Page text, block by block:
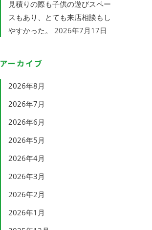
見積りの際も子供の遊びスペー
スもあり、とても来店相談もし
やすかった。
2026年7月17日
アーカイブ
2026年8月
2026年7月
2026年6月
2026年5月
2026年4月
2026年3月
2026年2月
2026年1月